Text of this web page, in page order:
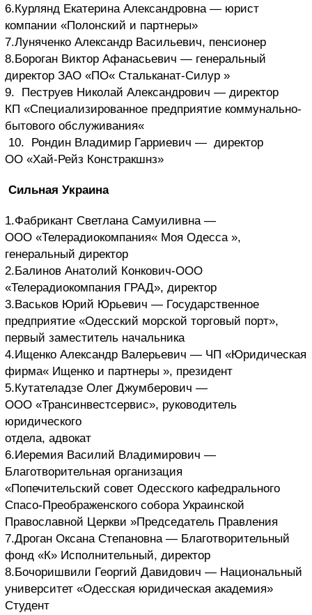
6.Курлянд Екатерина Александровна — юрист
компании «Полонский и партнеры»
7.Луняченко Александр Васильевич, пенсионер
8.Бороган Виктор Афанасьевич — генеральный
директор ЗАО «ПО« Стальканат-Силур »
9. Пеструев Николай Александрович — директор
КП «Специализированное предприятие коммунально-
бытового обслуживания«
10. Рондин Владимир Гарриевич — директор
ОО «Хай-Рейз Констракшнз»
Сильная Украина
1.Фабрикант Светлана Самуиливна —
ООО «Телерадиокомпания« Моя Одесса »,
генеральный директор
2.Балинов Анатолий Конкович-ООО
«Телерадиокомпания ГРАД», директор
3.Васьков Юрий Юрьевич — Государственное
предприятие «Одесский морской торговый порт»,
первый заместитель начальника
4.Ищенко Александр Валерьевич — ЧП «Юридическая
фирма« Ищенко и партнеры », президент
5.Кутателадзе Олег Джумберович —
ООО «Трансинвестсервис», руководитель
юридического
отдела, адвокат
6.Иеремия Василий Владимирович —
Благотворительная организация
«Попечительский совет Одесского кафедрального
Спасо-Преображенского собора Украинской
Православной Церкви »Председатель Правления
7.Дроган Оксана Степановна — Благотворительный
фонд «К» Исполнительный, директор
8.Бочоришвили Георгий Давидович — Национальный
университет «Одесская юридическая академия»
Студент